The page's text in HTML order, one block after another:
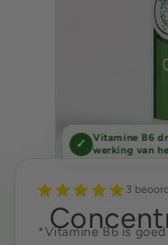
✓
Vitamine B6
werking van
3
*Vitamine B6 is